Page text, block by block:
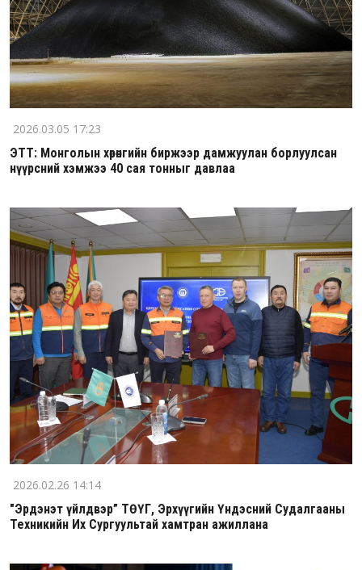
2026.03.05 17:23
ЭТТ: Монголын хөрөнгийн биржээр дамжуулан борлуулсан
нүүрсний хэмжээ 40 сая тонныг давлаа
2026.02.26 14:14
"Эрдэнэт үйлдвэр” ТӨҮГ, Эрхүүгийн Үндэсний Судалгааны
Техникийн Их Сургуультай хамтран ажиллана